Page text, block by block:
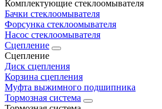
Комплектующие стеклоомывателя
Бачки стеклоомывателя
Форсунка стеклоомывателя
Насос стеклоомывателя
Сцепление
Сцепление
Диск сцепления
Корзина сцепления
Муфта выжимного подшипника
Тормозная система